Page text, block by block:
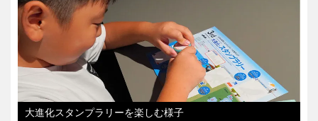
大進化スタンプラリーを楽しむ様子